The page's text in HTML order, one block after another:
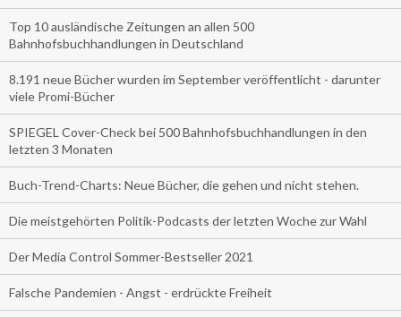
Top 10 ausländische Zeitungen an allen 500
Bahnhofsbuchhandlungen in Deutschland
8.191 neue Bücher wurden im September veröffentlicht - darunter
viele Promi-Bücher
SPIEGEL Cover-Check bei 500 Bahnhofsbuchhandlungen in den
letzten 3 Monaten
Buch-Trend-Charts: Neue Bücher, die gehen und nicht stehen.
Die meistgehörten Politik-Podcasts der letzten Woche zur Wahl
Der Media Control Sommer-Bestseller 2021
Falsche Pandemien - Angst - erdrückte Freiheit